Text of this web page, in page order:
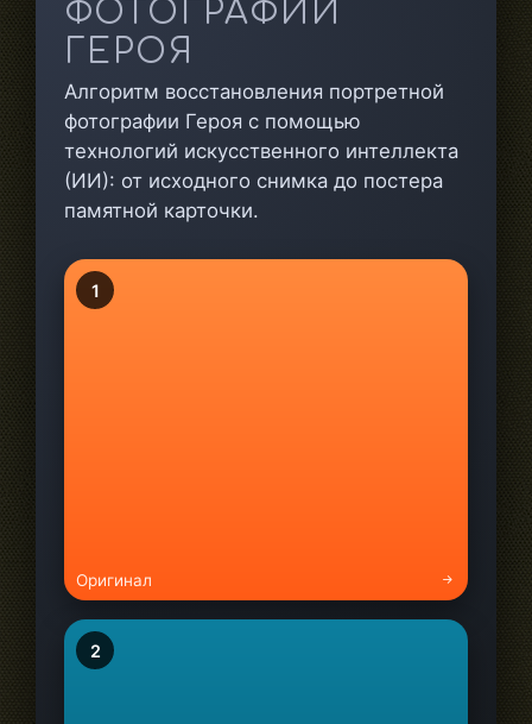
ФОТОГРАФИЙ
ГЕРОЯ
Алгоритм восстановления портретной
фотографии Героя с помощью
технологий искусственного интеллекта
(ИИ): от исходного снимка до постера
памятной карточки.
1
Оригинал
2